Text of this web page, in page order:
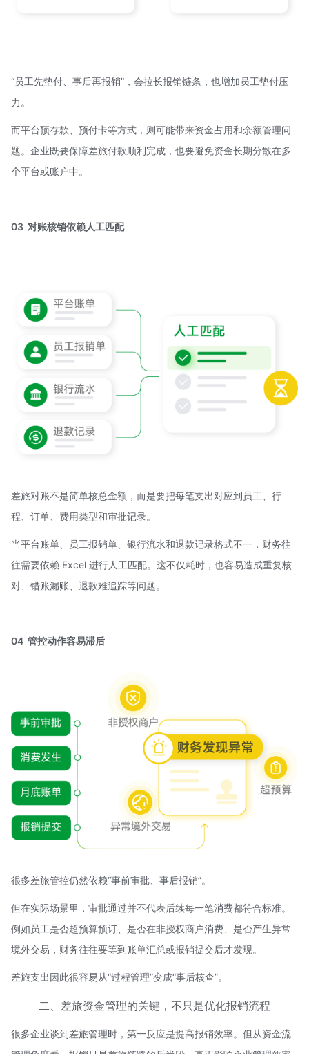
“员工先垫付、事后再报销”，会拉长报销链条，也增加员工垫付压
力。
而平台预存款、预付卡等方式，则可能带来资金占用和余额管理问
题。企业既要保障差旅付款顺利完成，也要避免资金长期分散在多
个平台或账户中。
03 对账核销依赖人工匹配
差旅对账不是简单核总金额，而是要把每笔支出对应到员工、行
程、订单、费用类型和审批记录。
当平台账单、员工报销单、银行流水和退款记录格式不一，财务往
往需要依赖 Excel 进行人工匹配。这不仅耗时，也容易造成重复核
对、错账漏账、退款难追踪等问题。
04 管控动作容易滞后
很多差旅管控仍然依赖“事前审批、事后报销”。
但在实际场景里，审批通过并不代表后续每一笔消费都符合标准。
例如员工是否超预算预订、是否在非授权商户消费、是否产生异常
境外交易，财务往往要等到账单汇总或报销提交后才发现。
差旅支出因此很容易从“过程管理”变成“事后核查”。
二、差旅资金管理的关键，不只是优化报销流程
很多企业谈到差旅管理时，第一反应是提高报销效率。但从资金流